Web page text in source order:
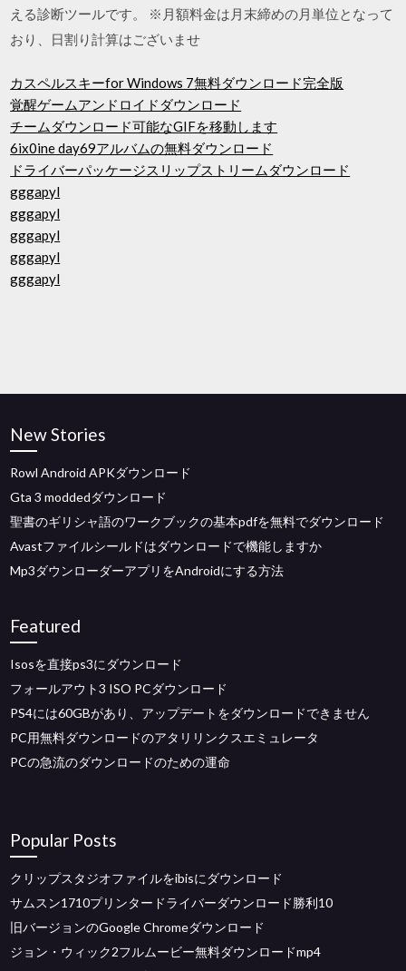
える診断ツールです。 ※月額料金は月末締めの月単位となって
おり、日割り計算はございませ
カスペルスキーfor Windows 7無料ダウンロード完全版
覚醒ゲームアンドロイドダウンロード
チームダウンロード可能なGIFを移動します
6ix0ine day69アルバムの無料ダウンロード
ドライバーパッケージスリップストリームダウンロード
gggapyl
gggapyl
gggapyl
gggapyl
gggapyl
New Stories
Rowl Android APKダウンロード
Gta 3 moddedダウンロード
聖書のギリシャ語のワークブックの基本pdfを無料でダウンロード
Avastファイルシールドはダウンロードで機能しますか
Mp3ダウンローダーアプリをAndroidにする方法
Featured
Isosを直接ps3にダウンロード
フォールアウト3 ISO PCダウンロード
PS4には60GBがあり、アップデートをダウンロードできません
PC用無料ダウンロードのアタリリンクスエミュレータ
PCの急流のダウンロードのための運命
Popular Posts
クリップスタジオファイルをibisにダウンロード
サムスン1710プリンタードライバーダウンロード勝利10
旧バージョンのGoogle Chromeダウンロード
ジョン・ウィック2フルムービー無料ダウンロードmp4